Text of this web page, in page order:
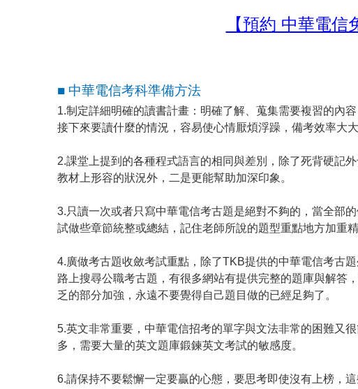
【預約 中華電信
■ 中華電信考科準備方法
1.制定詳細明確的讀書計畫：明確了解、蒐集需要複習的內
接下來要讀什麼的情況，容易使心情厭煩浮躁，備考效率大大
2.課堂上提到的各種程式語言的相同與差別，除了死背硬記
教材上形容的狀況外，二是更能幫助加深印象。
3.只讀一次或者只寫中華電信考古題是絕對不夠的，當全部
試做些章節統整或總結，記住老師所說的題型重點地方加重精
4.廣做考古題收斂考試重點，除了TKB提供的中華電信考古
路上搜尋公職考古題，有很多網站有提供完整的題庫與解答
乏的部分加強，永遠不要覺得自己題目做的已經足夠了。
5.英文非常重要，中華電信招考的單字與文法非常的困難又
多，需要大量的英文題庫鍛鍊英文考試的敏感度。
6.請保持不要鬆懈一定要贏的心態，要思考即使沒有上榜，